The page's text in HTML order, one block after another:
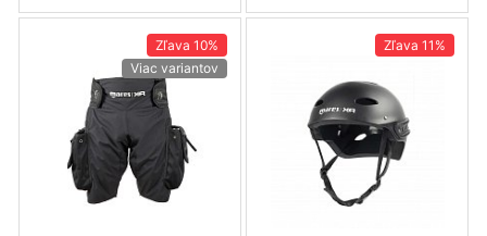
100 metrov
Zľava 10%
Viac variantov
Zľava 11%